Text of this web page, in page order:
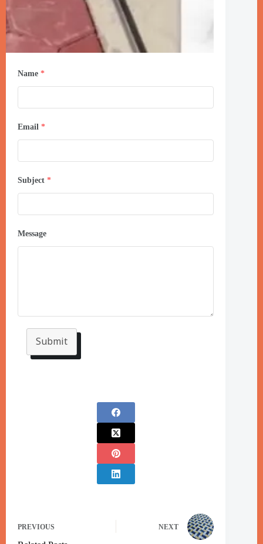
Name *
Email *
Subject *
Message
Submit
PREVIOUS NEXT